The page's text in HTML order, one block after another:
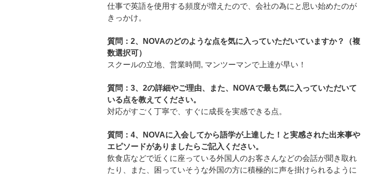
仕事で英語を使用する頻度が増えたので、会社の為にと思い始めたのが
きっかけ。
質問：2、NOVAのどのような点を気に入っていただいていますか？（複
数選択可）
スクールの立地、営業時間, マンツーマンで上達が早い！
質問：3、2の詳細やご理由、また、NOVAで最も気に入っていただいて
いる点を教えてください。
対応がすごく丁寧で、すぐに成長を実感できる点。
質問：4、NOVAに入会してから語学が上達した！と実感された出来事や
エピソードがありましたらご記入ください。
飲食店などで近くに座っている外国人のお客さんなどの会話が聞き取れ
たり、また、困っていそうな外国の方に積極的に声を掛けられるように